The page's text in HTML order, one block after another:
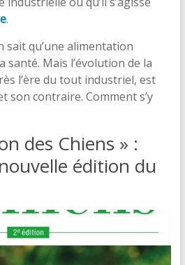
.
sait qu’une alimentation
santé. Mais l’évolution de la
l’ère du tout industriel, est
son contraire. Comment s’y
des Chiens » :
édition du